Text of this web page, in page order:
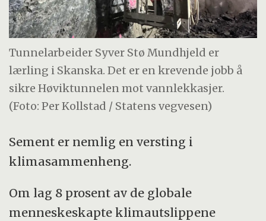
Tunnelarbeider Syver Stø Mundhjeld er
lærling i Skanska. Det er en krevende jobb å
sikre Høviktunnelen mot vannlekkasjer.
(Foto: Per Kollstad / Statens vegvesen)
Sement er nemlig en versting i
klimasammenheng.
Om lag 8 prosent av de globale
menneskeskapte klimautslippene